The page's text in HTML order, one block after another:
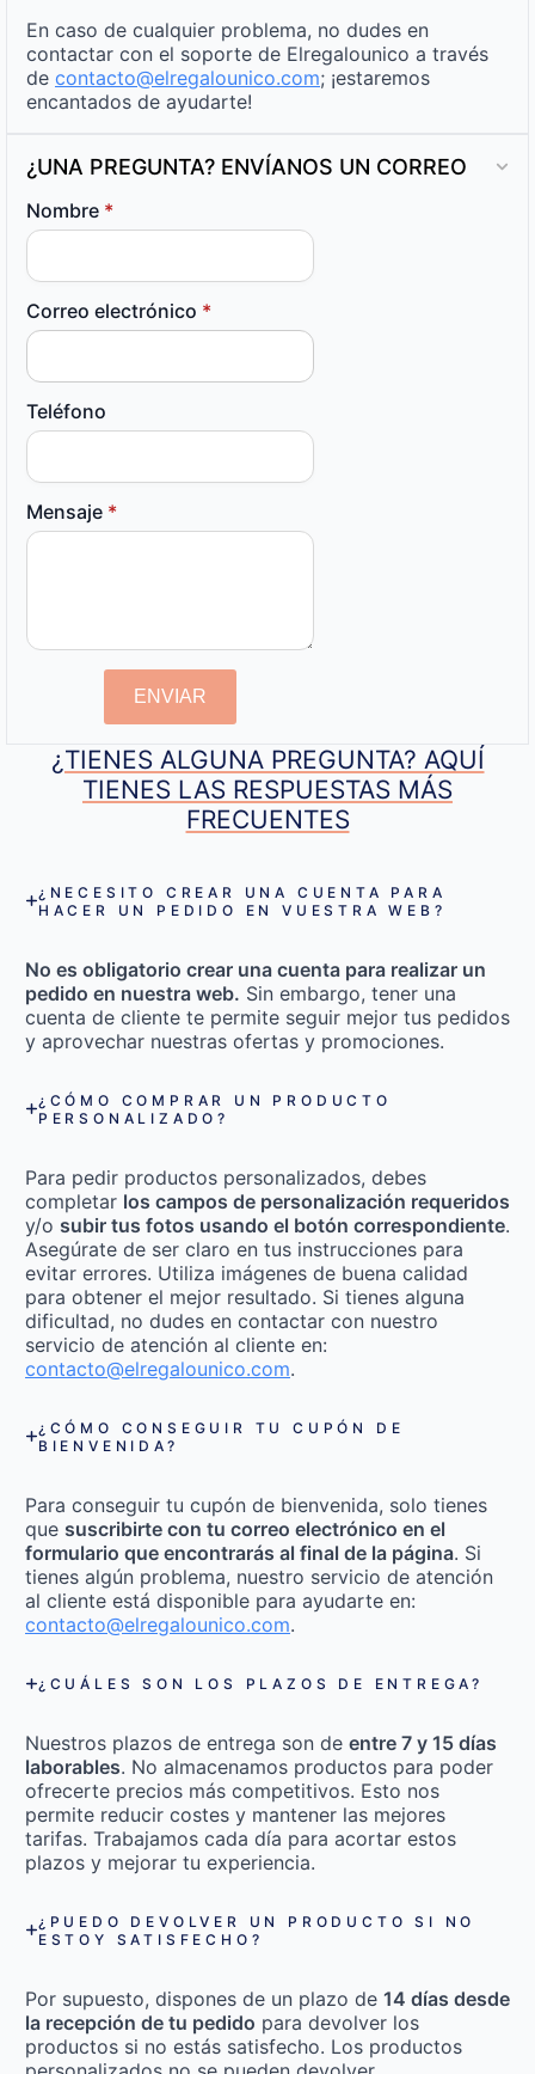
En caso de cualquier problema, no dudes en
contactar con el soporte de Elregalounico a través
de contacto@elregalounico.com; ¡estaremos
encantados de ayudarte!
¿UNA PREGUNTA? ENVÍANOS UN CORREO
Nombre *
Correo electrónico *
Teléfono
Mensaje *
ENVIAR
¿TIENES ALGUNA PREGUNTA? AQUÍ
TIENES LAS RESPUESTAS MÁS
FRECUENTES
¿NECESITO CREAR UNA CUENTA PARA
HACER UN PEDIDO EN VUESTRA WEB?
No es obligatorio crear una cuenta para realizar un
pedido en nuestra web. Sin embargo, tener una
cuenta de cliente te permite seguir mejor tus pedidos
y aprovechar nuestras ofertas y promociones.
¿CÓMO COMPRAR UN PRODUCTO
PERSONALIZADO?
Para pedir productos personalizados, debes
completar los campos de personalización requeridos
y/o subir tus fotos usando el botón correspondiente.
Asegúrate de ser claro en tus instrucciones para
evitar errores. Utiliza imágenes de buena calidad
para obtener el mejor resultado. Si tienes alguna
dificultad, no dudes en contactar con nuestro
servicio de atención al cliente en:
contacto@elregalounico.com.
¿CÓMO CONSEGUIR TU CUPÓN DE
BIENVENIDA?
Para conseguir tu cupón de bienvenida, solo tienes
que suscribirte con tu correo electrónico en el
formulario que encontrarás al final de la página. Si
tienes algún problema, nuestro servicio de atención
al cliente está disponible para ayudarte en:
contacto@elregalounico.com.
¿CUÁLES SON LOS PLAZOS DE ENTREGA?
Nuestros plazos de entrega son de entre 7 y 15 días
laborables. No almacenamos productos para poder
ofrecerte precios más competitivos. Esto nos
permite reducir costes y mantener las mejores
tarifas. Trabajamos cada día para acortar estos
plazos y mejorar tu experiencia.
¿PUEDO DEVOLVER UN PRODUCTO SI NO
ESTOY SATISFECHO?
Por supuesto, dispones de un plazo de 14 días desde
la recepción de tu pedido para devolver los
productos si no estás satisfecho. Los productos